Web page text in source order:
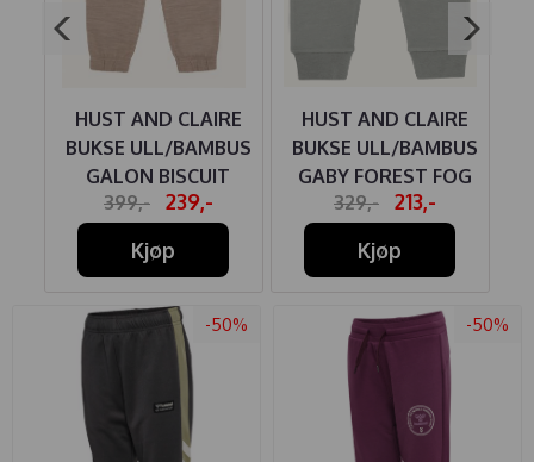
HUST AND CLAIRE
BUKSE ULL/BAMBUS
GALON BISCUIT
399,-
239,-
Kjøp
HUST AND CLAIRE
BUKSE ULL/BAMBUS
GABY FOREST FOG
329,-
213,-
Kjøp
-50% -50%